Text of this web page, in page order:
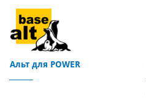
Альт для POWER